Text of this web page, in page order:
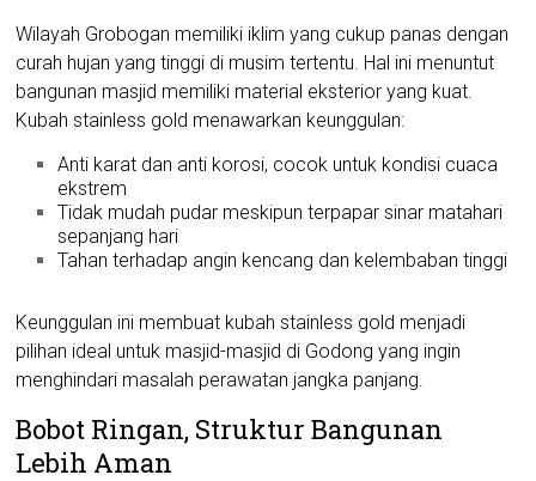
Wilayah Grobogan memiliki iklim yang cukup panas dengan
curah hujan yang tinggi di musim tertentu. Hal ini menuntut
bangunan masjid memiliki material eksterior yang kuat.
Kubah stainless gold menawarkan keunggulan:
Anti karat dan anti korosi, cocok untuk kondisi cuaca
ekstrem
Tidak mudah pudar meskipun terpapar sinar matahari
sepanjang hari
Tahan terhadap angin kencang dan kelembaban tinggi
Keunggulan ini membuat kubah stainless gold menjadi
pilihan ideal untuk masjid-masjid di Godong yang ingin
menghindari masalah perawatan jangka panjang.
Bobot Ringan, Struktur Bangunan
Lebih Aman